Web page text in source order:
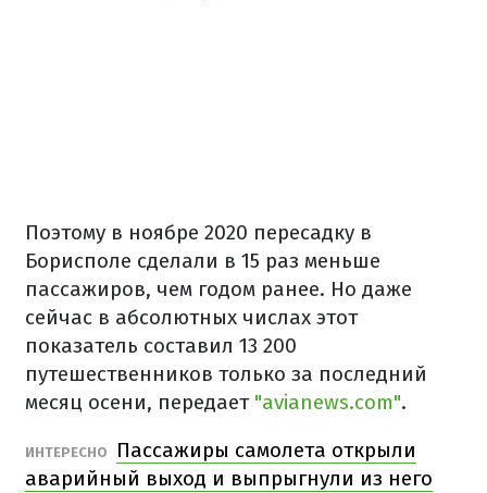
Поэтому в ноябре 2020 пересадку в
Борисполе сделали в 15 раз меньше
пассажиров, чем годом ранее. Но даже
сейчас в абсолютных числах этот
показатель составил 13 200
путешественников только за последний
месяц осени, передает "avianews.com".
ИНТЕРЕСНО
Пассажиры самолета открыли
аварийный выход и выпрыгнули из него